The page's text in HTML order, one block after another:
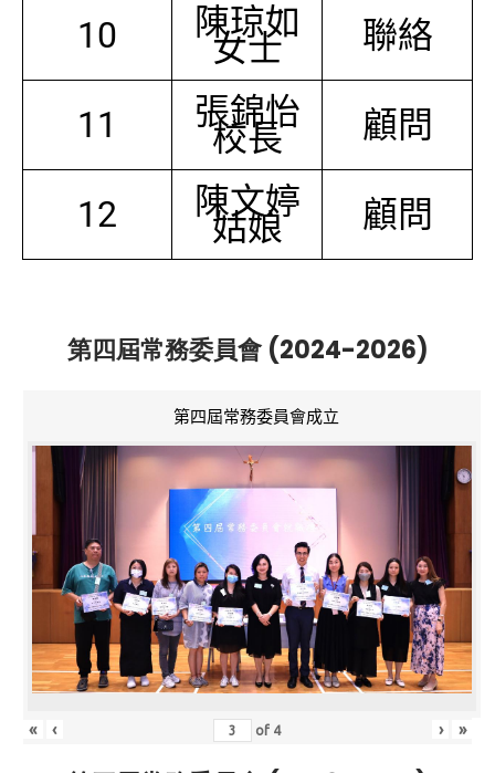
10 陳琼如
女士 聯絡
11 張錦怡
校長 顧問
12 陳文婷
姑娘 顧問
第四屆常務委員會 (2024-2026)
第四屆常務委員會成立
« ‹ of 4 › »